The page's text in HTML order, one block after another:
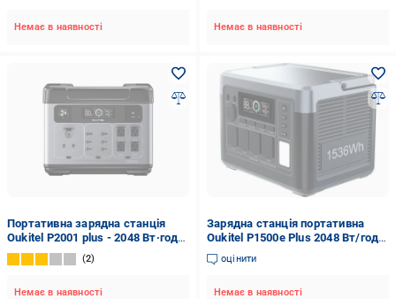
Немає в наявності Немає в наявності
Портативна зарядна станція
Oukitel P2001 plus - 2048 Вт·год
2400 Вт
2
Немає в наявності
Зарядна станція портативна
Oukitel P1500e Plus 2048 Вт/год
2400 Вт (200103)
оцінити
Немає в наявності